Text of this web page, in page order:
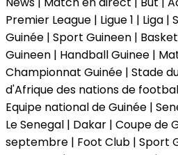
Premier League | Ligue 1 | Liga |
Guinée | Sport Guineen |
Guineen | Handball Guinee |
Championnat Guinée | Stade
d'Afrique des nations de
Equipe national de Guinée |
Le Senegal | Dakar | Coupe de
septembre | Foot Club | Sport